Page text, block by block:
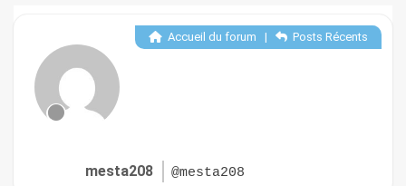
mesta208 @mesta208
Accueil du forum | Posts Récents